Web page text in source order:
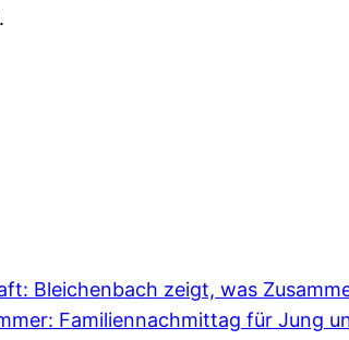
Bleichenbach zeigt, was
Familiennachmittag für Jung